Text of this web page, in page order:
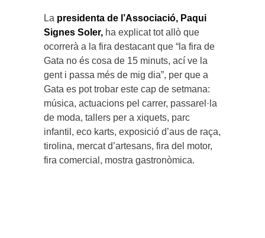
La presidenta de l’Associació, Paqui
Signes Soler, ha explicat tot allò que
ocorrerà a la fira destacant que “la fira de
Gata no és cosa de 15 minuts, ací ve la
gent i passa més de mig dia”, per que a
Gata es pot trobar este cap de setmana:
música, actuacions pel carrer, passarel·la
de moda, tallers per a xiquets, parc
infantil, eco karts, exposició d’aus de raça,
tirolina, mercat d’artesans, fira del motor,
fira comercial, mostra gastronòmica.